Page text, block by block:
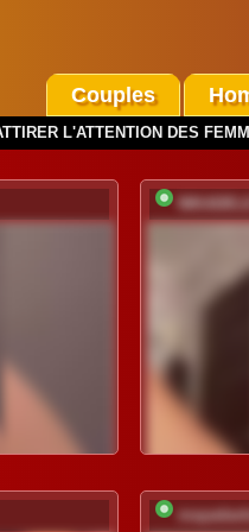
Couples
L'ATTENTION DES